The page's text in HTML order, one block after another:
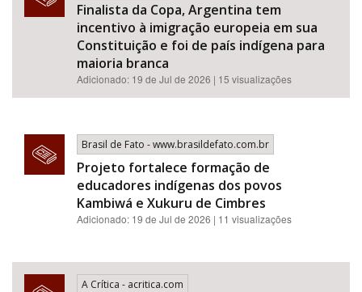
Finalista da Copa, Argentina tem
incentivo à imigração europeia em sua
Constituição e foi de país indígena para
maioria branca
Adicionado: 19 de Jul de 2026 | 15 visualizações
Brasil de Fato - www.brasildefato.com.br
Projeto fortalece formação de
educadores indígenas dos povos
Kambiwá e Xukuru de Cimbres
Adicionado: 19 de Jul de 2026 | 11 visualizações
A Crítica - acritica.com